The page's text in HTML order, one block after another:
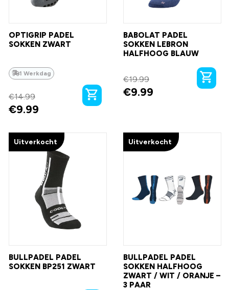
OPTIGRIP PADEL
SOKKEN ZWART
1 Werkdag
€14.99
€9.99
BABOLAT PADEL
SOKKEN LEBRON
HALFHOOG BLAUW
€19.99
€9.99
Uitverkocht
BULLPADEL PADEL
SOKKEN BP251 ZWART
Uitverkocht
BULLPADEL PADEL
SOKKEN HALFHOOG
ZWART / WIT / ORANJE –
3 PAAR